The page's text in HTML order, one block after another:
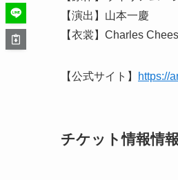
【演出】山本一慶
【衣裳】Charles
【公式サイト】 https://
チケット情報情報